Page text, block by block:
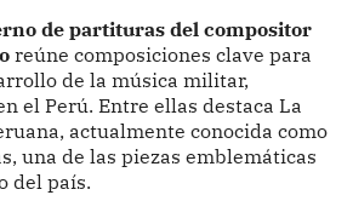
de partituras del compositor
reúne composiciones clave para
de la música militar,
el Perú. Entre ellas destaca La
actualmente conocida como
una de las piezas emblemáticas
del país.